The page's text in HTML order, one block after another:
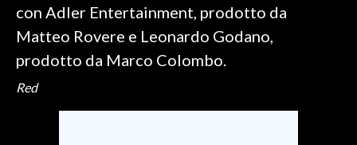
con Adler Entertainment, prodotto da
Matteo Rovere e Leonardo Godano,
prodotto da Marco Colombo.
Red